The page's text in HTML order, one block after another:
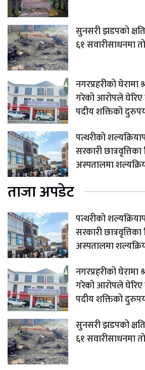
सुनसरी झडपको
६१ सवारीसाधनमा
नगरप्रहरीको
गरेको आरोपले घेरिए
पदीय शक्तिको
पत्थरीको
सरकारी
अस्पतालमा
ताजा अपडेट
पत्थरीको
सरकारी
अस्पतालमा
नगरप्रहरीको
गरेको आरोपले घेरिए
पदीय शक्तिको
सुनसरी झडपको
६१ सवारीसाधनमा